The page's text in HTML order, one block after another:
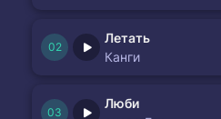
Летать
Канги
Люби